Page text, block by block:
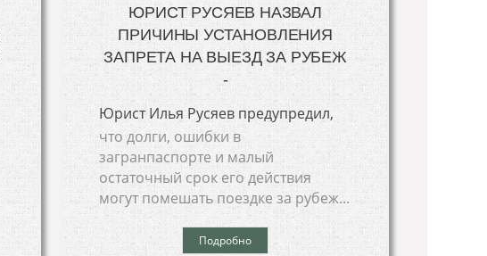
ЮРИСТ РУСЯЕВ НАЗВАЛ
ПРИЧИНЫ УСТАНОВЛЕНИЯ
ЗАПРЕТА НА ВЫЕЗД ЗА РУБЕЖ
-
Юрист Илья Русяев предупредил,
что долги, ошибки в
загранпаспорте и малый
остаточный срок его действия
могут помешать поездке за рубеж...
Подробно